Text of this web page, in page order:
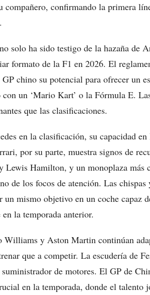
compañero, confirmando la primera
solo ha sido testigo de la hazaña de
formato de la F1 en 2026. El
chino su potencial para ofrecer un
un ‘Mario Kart’ o la Fórmula E.
que las clasificaciones.
en la clasificación, su capacidad
por su parte, muestra signos de
Lewis Hamilton, y un monoplaza
de los focos de atención. Las
un mismo objetivo en un coche capaz
la temporada anterior.
y Aston Martin continúan
que a competir. La escudería de
de motores. El GP de
en la temporada, donde el